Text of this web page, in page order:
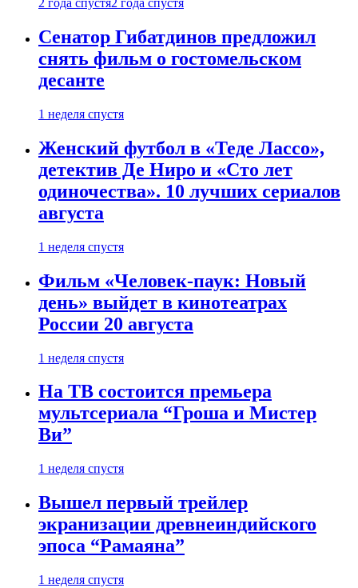
2 года спустя2 года спустя
Сенатор Гибатдинов предложил
снять фильм о гостомельском
десанте
1 неделя спустя
Женский футбол в «Теде Лассо»,
детектив Де Ниро и «Сто лет
одиночества». 10 лучших сериалов
августа
1 неделя спустя
Фильм «Человек-паук: Новый
день» выйдет в кинотеатрах
России 20 августа
1 неделя спустя
На ТВ состоится премьера
мультсериала “Гроша и Мистер
Ви”
1 неделя спустя
Вышел первый трейлер
экранизации древнеиндийского
эпоса “Рамаяна”
1 неделя спустя